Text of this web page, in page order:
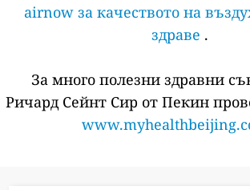
airnow за качеството на
здраве .
За много полезни здравни
Ричард Сейнт Сир от Пекин